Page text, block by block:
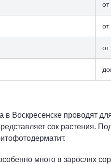
от
от
от
в Воскресенске проводят
сок растения.
много в зарослях